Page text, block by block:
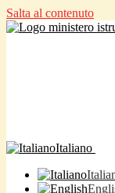
Salta al contenuto
Italiano